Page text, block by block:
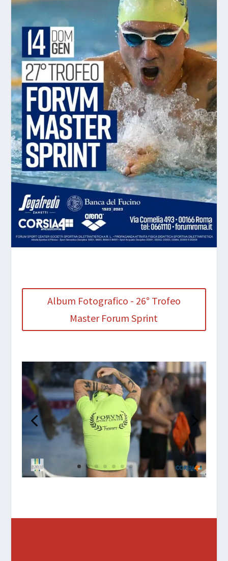
Album Fotografico - 26° Trofeo
Master Forum Sprint